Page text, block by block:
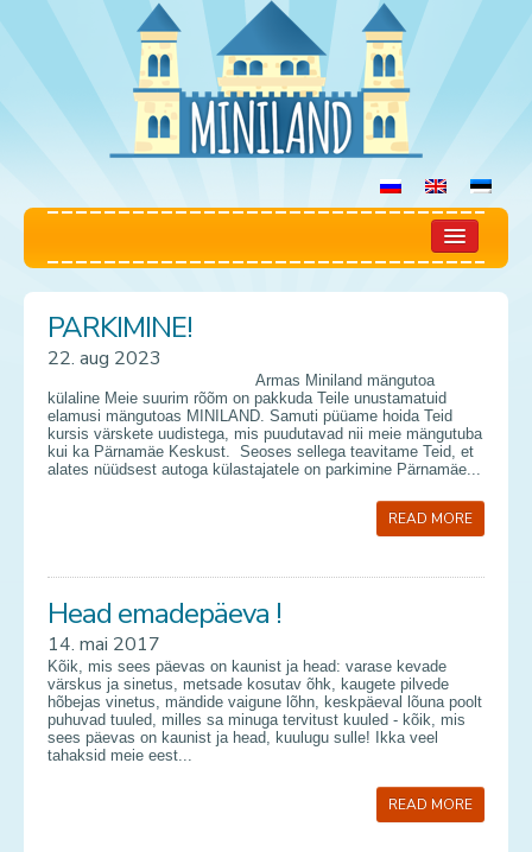
Miniland
Mängutuba
Reeglid
Hinnakiri
Kontakt
Uudised
Galerii
PARKIMINE!
22. aug 2023
Armas Miniland mängutoa
külaline Meie suurim rõõm on pakkuda Teile unustamatuid
elamusi mängutoas MINILAND. Samuti püüame hoida Teid
kursis värskete uudistega, mis puudutavad nii meie mängutuba
kui ka Pärnamäe Keskust. Seoses sellega teavitame Teid, et
alates nüüdsest autoga külastajatele on parkimine Pärnamäe...
READ MORE
Head emadepäeva !
14. mai 2017
Kõik, mis sees päevas on kaunist ja head: varase kevade
värskus ja sinetus, metsade kosutav õhk, kaugete pilvede
hõbejas vinetus, mändide vaigune lõhn, keskpäeval lõuna poolt
puhuvad tuuled, milles sa minuga tervitust kuuled - kõik, mis
sees päevas on kaunist ja head, kuulugu sulle! Ikka veel
tahaksid meie eest...
READ MORE